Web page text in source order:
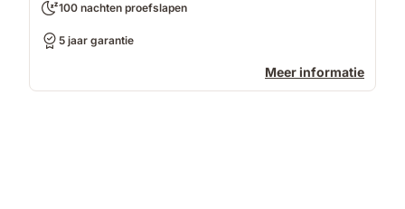
100 nachten proefslapen
5 jaar garantie
Meer informatie